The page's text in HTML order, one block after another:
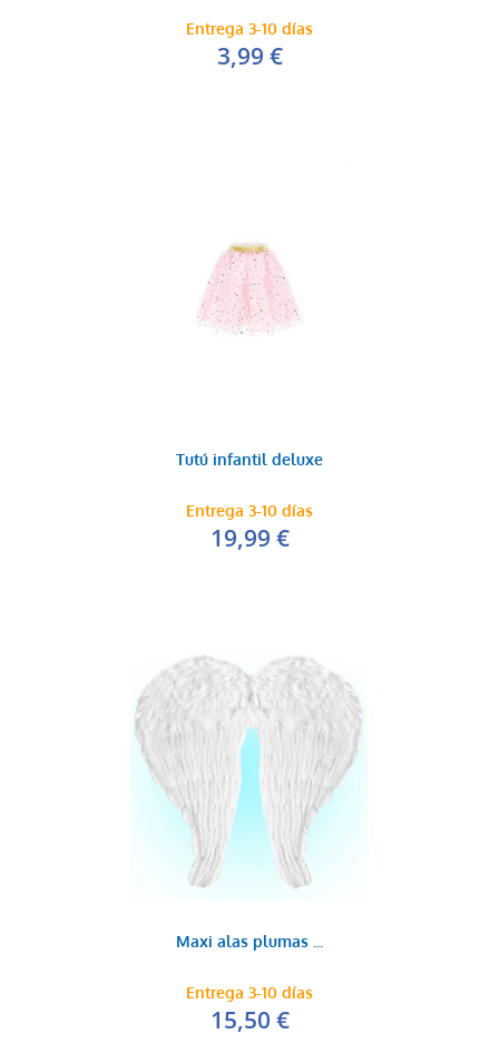
Entrega 3-10 días
3,99 €
Tutú infantil deluxe
Entrega 3-10 días
19,99 €
Maxi alas plumas ...
Entrega 3-10 días
15,50 €